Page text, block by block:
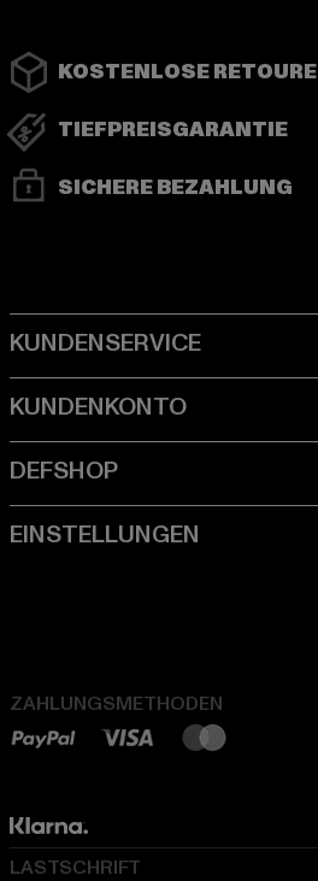
KOSTENLOSE RETOURE
TIEFPREISGARANTIE
SICHERE BEZAHLUNG
ZAHLUNGSMETHODEN
LASTSCHRIFT